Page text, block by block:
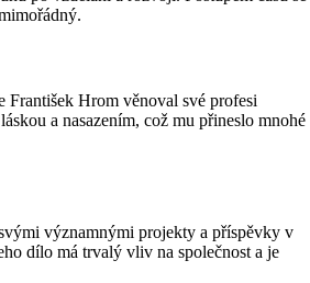
František Hrom věnoval své profesi
a nasazením, což mu přineslo mnohé
významnými projekty a příspěvky v
dílo má trvalý vliv na společnost a je